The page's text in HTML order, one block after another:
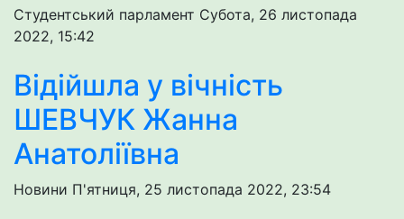
Студентський парламент Субота, 26 листопада
2022, 15:42
Відійшла у вічність
ШЕВЧУК Жанна
Анатоліївна
Новини П'ятниця, 25 листопада 2022, 23:54